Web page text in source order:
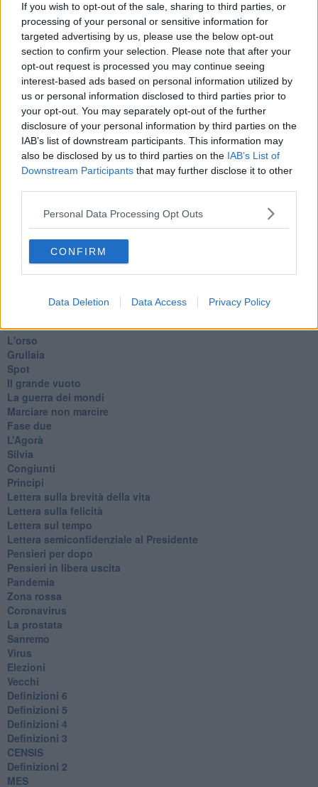
If you wish to opt-out of the sale, sharing to third parties, or
processing of your personal or sensitive information for
targeted advertising by us, please use the below opt-out
section to confirm your selection. Please note that after your
opt-out request is processed you may continue seeing
interest-based ads based on personal information utilized by
us or personal information disclosed to third parties prior to
your opt-out. You may separately opt-out of the further
disclosure of your personal information by third parties on the
IAB’s list of downstream participants. This information may
also be disclosed by us to third parties on the IAB’s List of
Downstream Participants that may further disclose it to other
Personal Data Processing Opt Outs
CONFIRM
Data Deletion Data Access Privacy Policy
​Con-te
Coincidenze e crisi
L'amico
​L’anno del vaccino
Giulio Regeni
​Il rosario
Paolo Rossi
Maradona
Cronaca
​Ancora Covid
​Biden!
In memoria
Francesco
Suarez
​Il responso
Willy
Commissari
L'orso
Grullaia
Spot
​Il grande vuoto
​La guerra dei mondi
Marciare non marcire
Fase due
L’Agorà
Silvia
Congiunti
Principi
​Lettera sulla brevità della vita
​Lettera sulla felicità
​Lettera sul tempo
Lettera semiconfidenziale al Presidente
Pensieri per dopo
​Pensieri in libera uscita
Pandemia
Zona rossa
Coronavirus
La prostata
Sanremo
Virus
Elezioni
Vecchi
Definizioni 6
Definizioni 5
Definizioni 4
Definizioni 3
CENSIS
​Definizioni 2
MES